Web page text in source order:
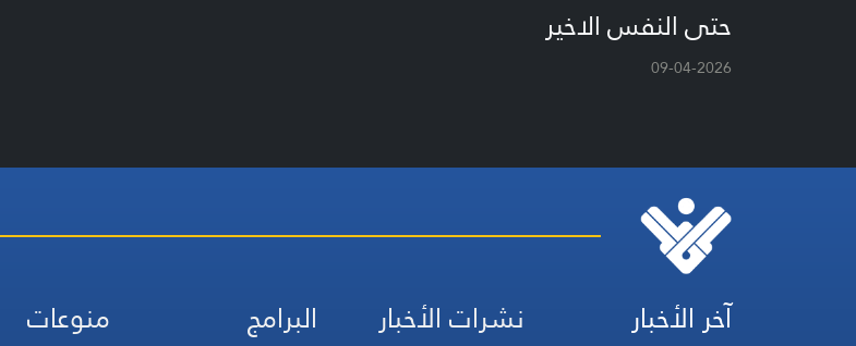
حتى النفس الاخير
09-04-2026
آخر الأخبار نشرات الأخبار البرامج منوعات